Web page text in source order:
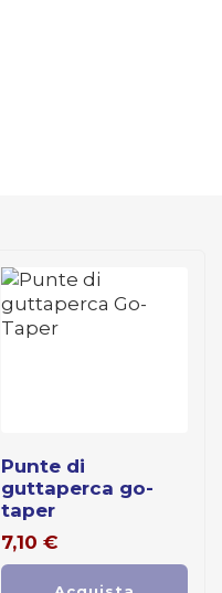
punte di
guttaperca go-
taper
7,10 €